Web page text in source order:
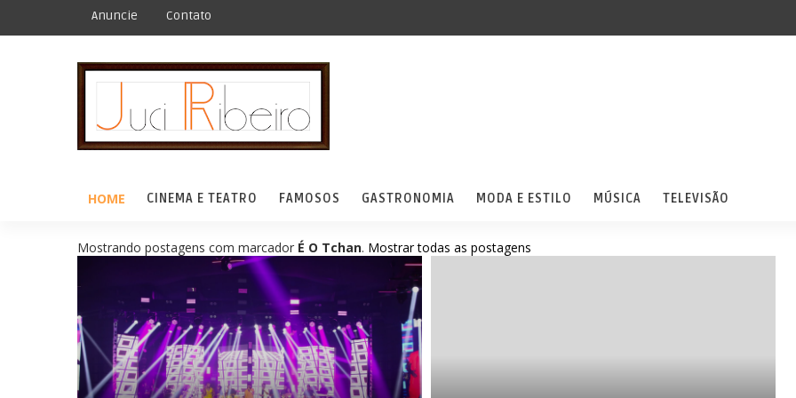
Anuncie Contato
HOME CINEMA E TEATRO FAMOSOS GASTRONOMIA MODA E ESTILO MÚSICA TELEVISÃO
Mostrando postagens com marcador É O Tchan. Mostrar todas as postagens